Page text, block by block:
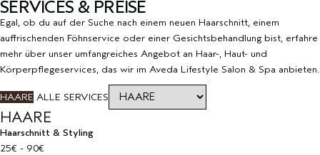
SERVICES & PREISE
Egal, ob du auf der Suche nach einem neuen Haarschnitt, einem
auffrischenden Föhnservice oder einer Gesichtsbehandlung bist, erfahre
mehr über unser umfangreiches Angebot an Haar-, Haut- und
Körperpflegeservices, das wir im Aveda Lifestyle Salon & Spa anbieten.
HAARE ALLE SERVICES
HAARE
Haarschnitt & Styling
25€ - 90€